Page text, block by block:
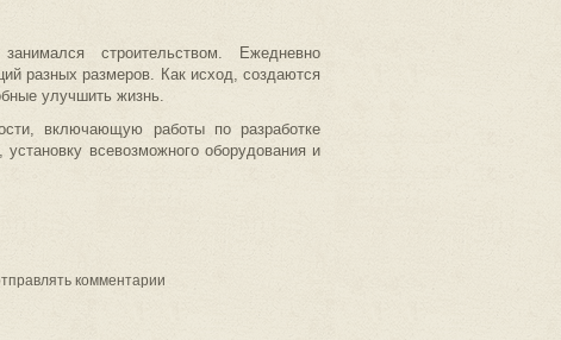
строительством. Ежедневно
разных размеров. Как исход, создаются
улучшить жизнь.
включающую работы по разработке
всевозможного оборудования и
комментарии